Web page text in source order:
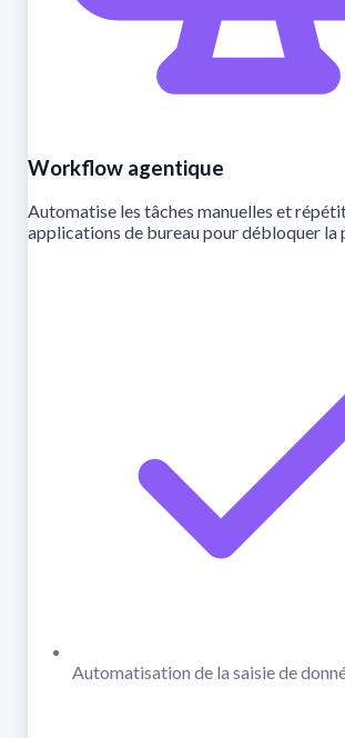
Workflow agentique
Automatise les tâches manuelles et
applications de bureau pour débloquer
Automatisation de la saisie de